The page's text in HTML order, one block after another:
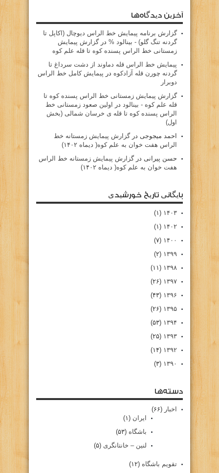
آخرین دیدگاه‌ها
گزارش برنامه پيمايش خط الراس ديوچال (اكاپل تا
گردنه تنگ گلو) - بينالود % درگزارش پیمایش
زمستانی خط الراس پسنده کوه تا قله علم کوه
پيمايش خط الراس قله دماوند از دشت سرداغ تا
گردنه چورن قله آزادكوه در پیمایش کامل خط الراس
دوبرار
گزارش پیمایش زمستانی خط الراس پسنده کوه تا
قله علم کوه - بينالود در اولین صعود زمستانی خط
الراس پسنده کوه تا قله ی خرسان شمالی (بخش
اول)
احمد میجوجی درگزارش پیمایش زمستانه خط
الراس هفت خوان به علم کوه( دیماه ۱۴۰۲)
حسن پیرانی درگزارش پیمایش زمستانه خط الراس
هفت خوان به علم کوه( دیماه ۱۴۰۲)
بایگانی تاریخ خورشیدی
۱۴۰۳ (۱)
۱۴۰۲ (۱)
۱۴۰۰ (۷)
۱۳۹۹ (۲)
۱۳۹۸ (۱۱)
۱۳۹۷ (۲۶)
۱۳۹۶ (۴۳)
۱۳۹۵ (۲۶)
۱۳۹۴ (۵۳)
۱۳۹۳ (۲۵)
۱۳۹۲ (۱۴)
۱۳۹۰ (۳)
دسته‌ها
اخبار (۶۶)
ایران (۱)
باشگاه (۵۳)
لنین – خانتانگری (۵)
تقویم باشگاه (۱۲)